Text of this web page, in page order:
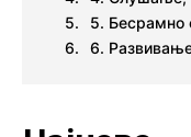
5.
6.